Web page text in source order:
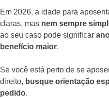
Em 2026, a idade para
claras, mas nem sempre
ao seu caso pode significar
benefício maior.
Se você está perto de se
direito, busque orientação
pedido.